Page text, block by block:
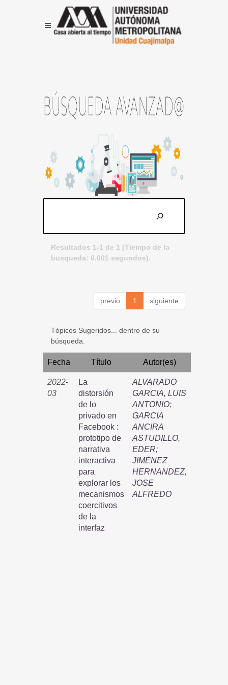
Resultados 1-1 de 1 (Tiempo de la
busqueda: 0.001 segundos).
previo 1 siguiente
Tópicos Sugeridos... dentro de su
búsqueda.
Fecha Título Autor(es)
2022-
03
La
distorsión
de lo
privado en
Facebook :
prototipo de
narrativa
interactiva
para
explorar los
mecanismos
coercitivos
de la
interfaz
ALVARADO
GARCIA, LUIS
ANTONIO;
GARCIA
ANCIRA
ASTUDILLO,
EDER;
JIMENEZ
HERNANDEZ,
JOSE
ALFREDO